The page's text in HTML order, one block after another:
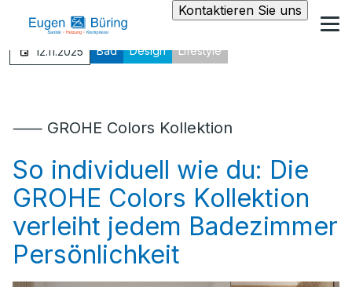
Kontaktieren Sie uns
12.11.2025 Bad Design Lifestyle
⸺ GROHE Colors Kollektion
So individuell wie du: Die
GROHE Colors Kollektion
verleiht jedem Badezimmer
Persönlichkeit